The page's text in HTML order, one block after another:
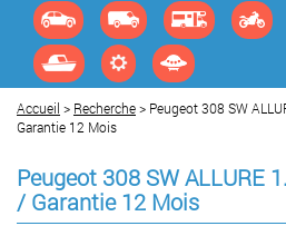
Accueil > Recherche> Peugeot 308 SW
Garantie 12 Mois
Peugeot 308 SW ALLURE
/ Garantie 12 Mois